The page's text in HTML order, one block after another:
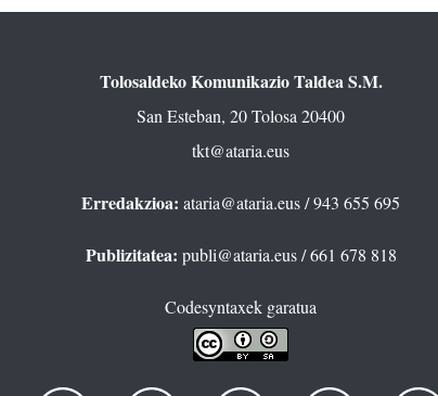
Tolosaldeko Komunikazio Taldea S.M.
San Esteban, 20 Tolosa 20400
tkt@ataria.eus
Erredakzioa: ataria@ataria.eus/ 943 655 695
Publizitatea: publi@ataria.eus/ 661 678 818
Codesyntaxek garatua